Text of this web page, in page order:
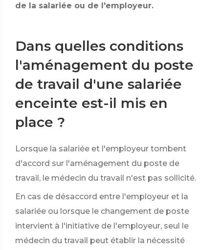
de la salariée ou de l'employeur.
Dans quelles conditions
l'aménagement du poste
de travail d'une salariée
enceinte est-il mis en
place ?
Lorsque la salariée et l'employeur tombent
d'accord sur l'aménagement du poste de
travail, le médecin du travail n'est pas sollicité.
En cas de désaccord entre l'employeur et la
salariée ou lorsque le changement de poste
intervient à l'initiative de l'employeur, seul le
médecin du travail peut établir la nécessité